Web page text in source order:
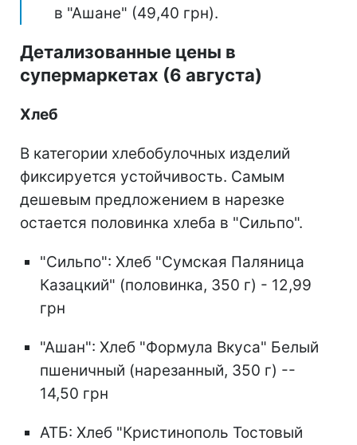
в "Ашане" (49,40 грн).
Детализованные цены в
супермаркетах (6 августа)
Хлеб
В категории хлебобулочных изделий
фиксируется устойчивость. Самым
дешевым предложением в нарезке
остается половинка хлеба в "Сильпо".
"Сильпо": Хлеб "Сумская Паляница
Казацкий" (половинка, 350 г) - 12,99
грн
"Ашан": Хлеб "Формула Вкуса" Белый
пшеничный (нарезанный, 350 г) --
14,50 грн
АТБ: Хлеб "Кристинополь Тостовый